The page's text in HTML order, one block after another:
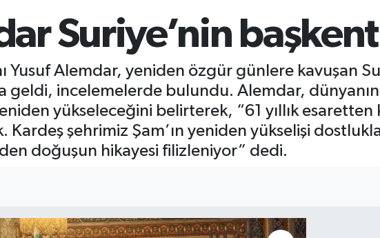
13.768
%48
BITCOIN
Suriye’nin
Yusuf Alemdar, yeniden özgür günlere kavuşan
geldi, incelemelerde bulundu. Alemdar,
yükseleceğini belirterek, “61 yıllık
şehrimiz Şam’ın yeniden yükselişi
doğuşun hikayesi filizleniyor” dedi.